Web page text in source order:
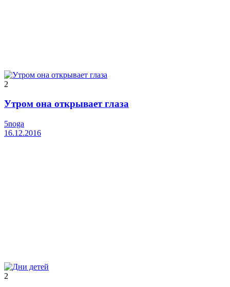
2
Утром она открывает глаза
5noga
16.12.2016
2